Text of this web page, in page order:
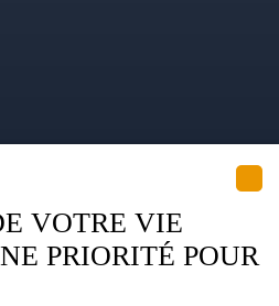
VOTRE VIE
PRIORITÉ POUR